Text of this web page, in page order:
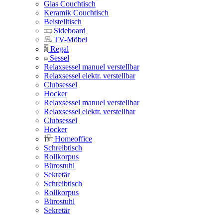
Glas Couchtisch
Keramik Couchtisch
Beistelltisch
Sideboard
TV-Möbel
Regal
Sessel
Relaxsessel manuel verstellbar
Relaxsessel elektr. verstellbar
Clubsessel
Hocker
Relaxsessel manuel verstellbar
Relaxsessel elektr. verstellbar
Clubsessel
Hocker
Homeoffice
Schreibtisch
Rollkorpus
Bürostuhl
Sekretär
Schreibtisch
Rollkorpus
Bürostuhl
Sekretär